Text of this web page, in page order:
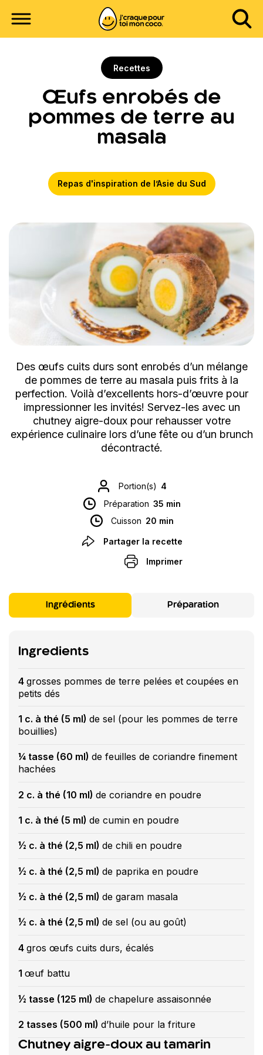
Recettes
Œufs enrobés de
pommes de terre au
masala
Repas d'inspiration de l’Asie du Sud
Des œufs cuits durs sont enrobés d’un mélange
de pommes de terre au masala puis frits à la
perfection. Voilà d’excellents hors-d’œuvre pour
impressionner les invités! Servez-les avec un
chutney aigre-doux pour rehausser votre
expérience culinaire lors d’une fête ou d’un brunch
décontracté.
Portion(s) 4
Préparation 35 min
Cuisson 20 min
Partager la recette
Imprimer
Ingrédients Préparation
Ingredients
4 grosses pommes de terre pelées et coupées en
petits dés
1 c. à thé (5 ml) de sel (pour les pommes de terre
bouillies)
¼ tasse (60 ml) de feuilles de coriandre finement
hachées
2 c. à thé (10 ml) de coriandre en poudre
1 c. à thé (5 ml) de cumin en poudre
½ c. à thé (2,5 ml) de chili en poudre
½ c. à thé (2,5 ml) de paprika en poudre
½ c. à thé (2,5 ml) de garam masala
½ c. à thé (2,5 ml) de sel (ou au goût)
4 gros œufs cuits durs, écalés
1 œuf battu
½ tasse (125 ml) de chapelure assaisonnée
2 tasses (500 ml) d’huile pour la friture
Chutney aigre-doux au tamarin